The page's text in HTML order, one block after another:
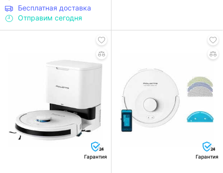
Бесплатная доставка
Отправим сегодня
24
Гарантия
24
Гарантия